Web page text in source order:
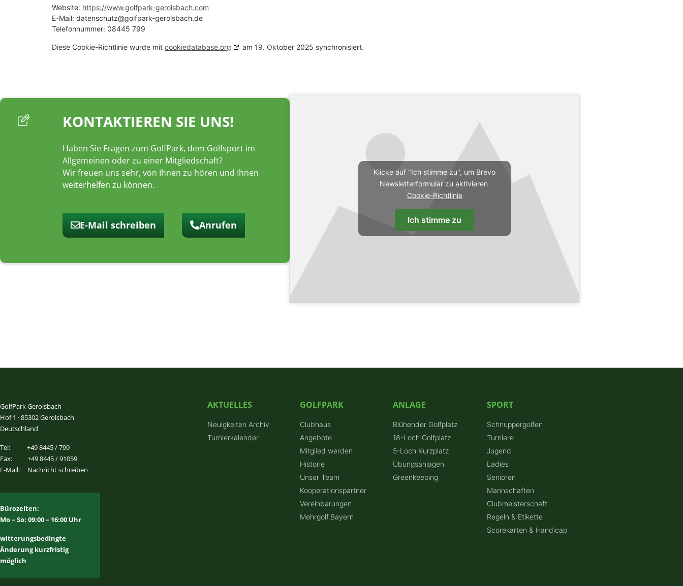
Website: https://www.golfpark-gerolsbach.com
E-Mail: datenschutz@golfpark-gerolsbach.de
Telefonnummer: 08445 799
Diese Cookie-Richtlinie wurde mit cookiedatabase.org am 19. Oktober 2025 synchronisiert.
KONTAKTIEREN SIE UNS!
Haben Sie Fragen zum GolfPark, dem Golfsport im
Allgemeinen oder zu einer Mitgliedschaft?
Wir freuen uns sehr, von Ihnen zu hören und Ihnen
weiterhelfen zu können.
E-Mail schreiben Anrufen
Klicke auf "Ich stimme zu", um Brevo
Newsletterformular zu aktivieren
Cookie-Richtlinie
Ich stimme zu
GolfPark Gerolsbach
Hof 1 · 85302 Gerolsbach
Deutschland
Tel:
+49 8445 / 799
Fax:
+49 8445 / 91059
E-Mail:
Nachricht schreiben
Bürozeiten:
Mo – So: 09:00 – 16:00 Uhr
witterungsbedingte
Änderung kurzfristig
möglich
AKTUELLES
Neuigkeiten Archiv
Turnierkalender
GOLFPARK
Clubhaus
Angebote
Mitglied werden
Historie
Unser Team
Kooperationspartner
Vereinbarungen
Mehrgolf.Bayern
ANLAGE
Blühender Golfplatz
18-Loch Golfplatz
5-Loch Kurzplatz
Übungsanlagen
Greenkeeping
SPORT
Schnuppergolfen
Turniere
Jugend
Ladies
Senioren
Mannschaften
Clubmeisterschaft
Regeln & Etikette
Scorekarten & Handicap